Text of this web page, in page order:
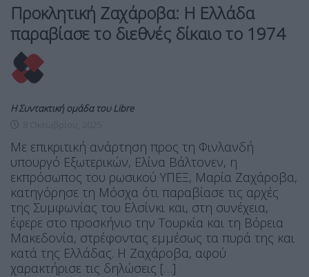
Προκλητική Ζαχάροβα: Η Ελλάδα
παραβίασε το διεθνές δίκαιο το 1974
Η Συντακτική ομάδα του Libre
8 Οκτωβρίου, 2025
Με επικριτική ανάρτηση προς τη Φινλανδή
υπουργό Εξωτερικών, Ελίνα Βάλτονεν, η
εκπρόσωπος του ρωσικού ΥΠΕΞ, Μαρία Ζαχάροβα,
κατηγόρησε τη Μόσχα ότι παραβίασε τις αρχές
της Συμφωνίας του Ελσίνκι και, στη συνέχεια,
έφερε στο προσκήνιο την Τουρκία και τη Βόρεια
Μακεδονία, στρέφοντας εμμέσως τα πυρά της και
κατά της Ελλάδας. Η Ζαχάροβα, αφού
χαρακτήρισε τις δηλώσεις […]